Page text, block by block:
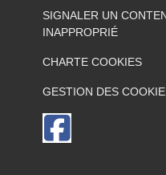
SIGNALER UN
INAPPROPRIÉ
CHARTE COOKIES
GESTION DES